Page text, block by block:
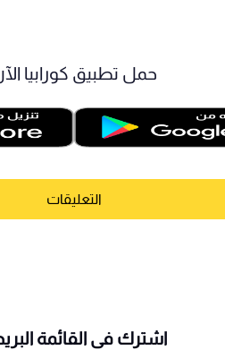
حمل تطبيق كورابيا
التعليقات
اشترك فى القائمة